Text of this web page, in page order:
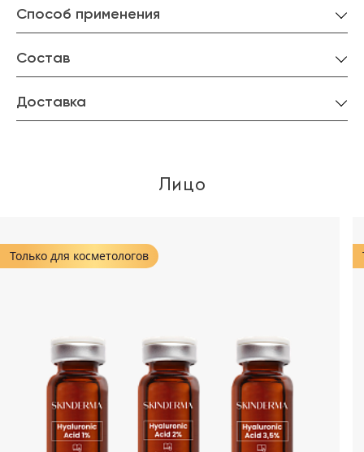
Способ применения
Состав
Доставка
Лицо
Только для косметологов